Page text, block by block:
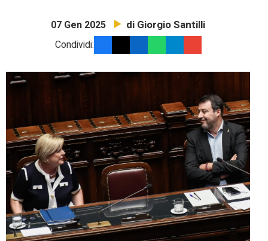
07 Gen 2025 di Giorgio Santilli
Condividi: